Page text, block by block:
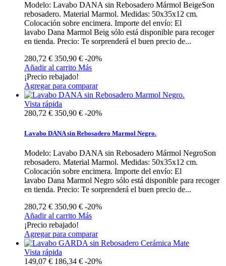
Modelo: Lavabo DANA sin Rebosadero Mármol BeigeSon
rebosadero. Material Marmol. Medidas: 50x35x12 cm.
Colocación sobre encimera. Importe del envío: El
lavabo Dana Marmol Beig sólo está disponible para recoger
en tienda. Precio: Te sorprenderá el buen precio de...
280,72 € 350,90 € -20%
Añadir al carrito Más
¡Precio rebajado!
Agregar para comparar
Vista rápida
280,72 € 350,90 € -20%
Lavabo DANA sin Rebosadero Marmol Negro.
Modelo: Lavabo DANA sin Rebosadero Mármol NegroSon
rebosadero. Material Marmol. Medidas: 50x35x12 cm.
Colocación sobre encimera. Importe del envío: El
lavabo Dana Marmol Negro sólo está disponible para recoger
en tienda. Precio: Te sorprenderá el buen precio de...
280,72 € 350,90 € -20%
Añadir al carrito Más
¡Precio rebajado!
Agregar para comparar
Vista rápida
149,07 € 186,34 € -20%